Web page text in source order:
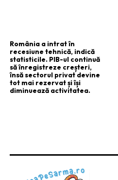
România a intrat în
recesiune tehnică, indică
statisticile. PIB-ul continuă
să înregistreze creșteri,
însă sectorul privat devine
tot mai rezervat și își
diminuează activitatea.